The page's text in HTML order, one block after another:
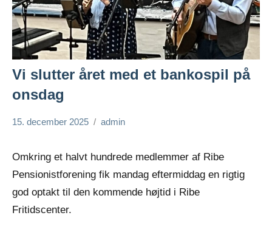
Vi slutter året med et bankospil på
onsdag
aktiviteter
15. december 2025 admin
Omkring et halvt hundrede medlemmer af Ribe
Pensionistforening fik mandag eftermiddag en rigtig
god optakt til den kommende højtid i Ribe
Fritidscenter.